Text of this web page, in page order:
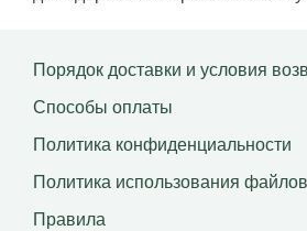
Порядок доставки и условия
Способы оплаты
Политика конфиденциальности
Политика использования
Правила